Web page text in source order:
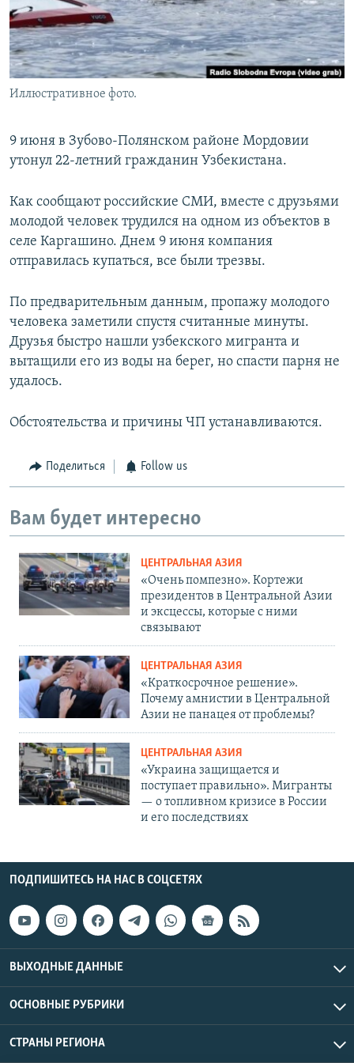
Иллюстративное фото.
9 июня в Зубово-Полянском районе Мордовии
утонул 22-летний гражданин Узбекистана.
Как сообщают российские СМИ, вместе с друзьями
молодой человек трудился на одном из объектов в
селе Каргашино. Днем 9 июня компания
отправилась купаться, все были трезвы.
По предварительным данным, пропажу молодого
человека заметили спустя считанные минуты.
Друзья быстро нашли узбекского мигранта и
вытащили его из воды на берег, но спасти парня не
удалось.
Обстоятельства и причины ЧП устанавливаются.
Поделиться Follow us
Вам будет интересно
ЦЕНТРАЛЬНАЯ АЗИЯ
«Очень помпезно». Кортежи
президентов в Центральной Азии
и эксцессы, которые с ними
связывают
ЦЕНТРАЛЬНАЯ АЗИЯ
«Краткосрочное решение».
Почему амнистии в Центральной
Азии не панацея от проблемы?
ЦЕНТРАЛЬНАЯ АЗИЯ
«Украина защищается и
поступает правильно». Мигранты
— о топливном кризисе в России
и его последствиях
ПОДПИШИТЕСЬ НА НАС В СОЦСЕТЯХ
ВЫХОДНЫЕ ДАННЫЕ
ОСНОВНЫЕ РУБРИКИ
СТРАНЫ РЕГИОНА